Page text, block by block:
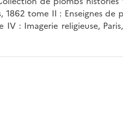
tome II : Enseignes de
: Imagerie religieuse,